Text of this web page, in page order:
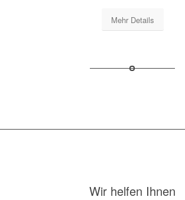
Mehr Details
Wir helfen Ihnen